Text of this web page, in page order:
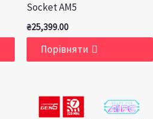
Socket AM5
₴25,399.00
Порівняти